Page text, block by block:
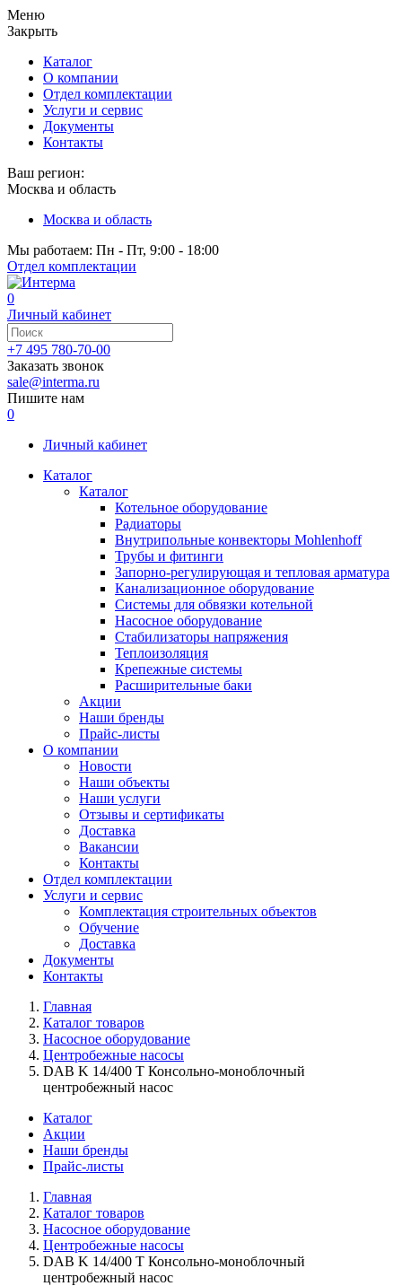
Меню
Закрыть
Каталог
О компании
Отдел комплектации
Услуги и сервис
Документы
Контакты
Ваш регион:
Москва и область
Москва и область
Мы работаем: Пн - Пт, 9:00 - 18:00
Отдел комплектации
0
Личный кабинет
+7 495 780-70-00
Заказать звонок
sale@interma.ru
Пишите нам
0
Личный кабинет
Каталог
Каталог
Котельное оборудование
Радиаторы
Внутрипольные конвекторы Mohlenhoff
Трубы и фитинги
Запорно-регулирующая и тепловая арматура
Канализационное оборудование
Системы для обвязки котельной
Насосное оборудование
Стабилизаторы напряжения
Теплоизоляция
Крепежные системы
Расширительные баки
Акции
Наши бренды
Прайс-листы
О компании
Новости
Наши объекты
Наши услуги
Отзывы и сертификаты
Доставка
Вакансии
Контакты
Отдел комплектации
Услуги и сервис
Комплектация строительных объектов
Обучение
Доставка
Документы
Контакты
Главная
Каталог товаров
Насосное оборудование
Центробежные насосы
DAB K 14/400 T Консольно-моноблочный
центробежный насос
Каталог
Акции
Наши бренды
Прайс-листы
Главная
Каталог товаров
Насосное оборудование
Центробежные насосы
DAB K 14/400 T Консольно-моноблочный
центробежный насос